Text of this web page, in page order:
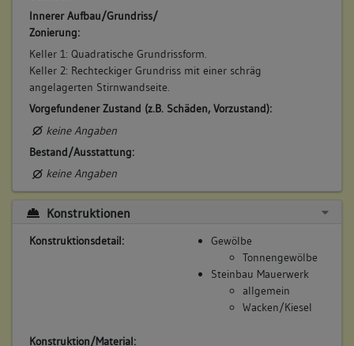
ausgewiesen und dürfte vor Erbauung des parallel zur
Bahnhofstraße errichteten Flügels gestanden haben
(bestätigt durch Kataster 1816). (gk)
Betroffene Gebäudeteile:
keine
4. Bauphase:
(1803 - 1828)
Die Überbauung des Grundstücks erfolgte vermutlich um
1803 und ist in ihrer heute erkenntlichen Form 1828
(Primärkataster) abgeschlossen.
vollständig aus.
Die Befundsituation der Keller ist in diese Zusammenhänge
Innerer Aufbau/Grundriss/
Zonierung:
Keller 1: Quadratische Grundrissform.
Keller 2: Rechteckiger Grundriss mit einer schräg
angelagerten Stirnwandseite.
Vorgefundener Zustand (z.B. Schäden, Vorzustand):
keine Angaben
Bestand/Ausstattung:
keine Angaben
Konstruktionen
Konstruktionsdetail:
Gewölbe
Tonnengewölbe
Steinbau Mauerwerk
allgemein
Wacken/Kiesel
Konstruktion/Material: